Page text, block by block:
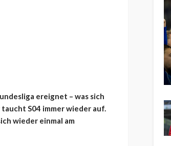
ereignet – was sich
S04 immer wieder auf.
wieder einmal am